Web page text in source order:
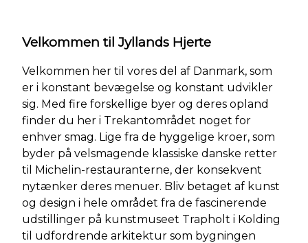
Velkommen til Jyllands Hjerte
Velkommen her til vores del af Danmark, som
er i konstant bevægelse og konstant udvikler
sig. Med fire forskellige byer og deres opland
finder du her i Trekantområdet noget for
enhver smag. Lige fra de hyggelige kroer, som
byder på velsmagende klassiske danske retter
til Michelin-restauranterne, der konsekvent
nytænker deres menuer. Bliv betaget af kunst
og design i hele området fra de fascinerende
udstillinger på kunstmuseet Trapholt i Kolding
til udfordrende arkitektur som bygningen